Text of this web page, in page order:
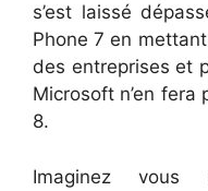
s’est laissé
Phone 7 en
des entreprises et
Microsoft n’en fera
8.
Imaginez